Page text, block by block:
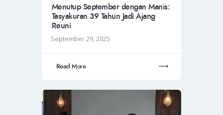
Menutup September dengan Manis:
Tasyakuran 39 Tahun Jadi Ajang
Reuni
September 29, 2025
Read More